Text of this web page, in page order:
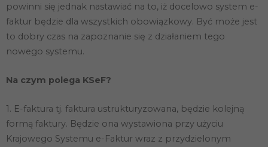
powinni się jednak nastawiać na to, iż docelowo system e-
faktur będzie dla wszystkich obowiązkowy. Być może jest
to dobry czas na zapoznanie się z działaniem tego
nowego systemu.
Na czym polega KSeF?
1. E-faktura tj. faktura ustrukturyzowana, będzie kolejną
formą faktury. Będzie ona wystawiona przy użyciu
Krajowego Systemu e-Faktur wraz z przydzielonym